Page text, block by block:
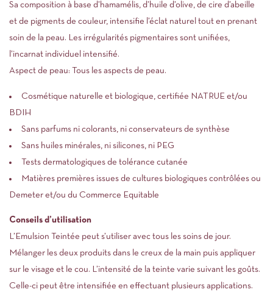
Sa composition à base d’hamamélis, d’huile d’olive, de cire d’abeille
et de pigments de couleur, intensifie l’éclat naturel tout en prenant
soin de la peau. Les irrégularités pigmentaires sont unifiées,
l’incarnat individuel intensifié.
Aspect de peau: Tous les aspects de peau.
Cosmétique naturelle et biologique, certifiée NATRUE et/ou
BDIH
Sans parfums ni colorants, ni conservateurs de synthèse
Sans huiles minérales, ni silicones, ni PEG
Tests dermatologiques de tolérance cutanée
Matières premières issues de cultures biologiques contrôlées ou
Demeter et/ou du Commerce Equitable
Conseils d’utilisation
L’Emulsion Teintée peut s’utiliser avec tous les soins de jour.
Mélanger les deux produits dans le creux de la main puis appliquer
sur le visage et le cou. L’intensité de la teinte varie suivant les goûts.
Celle-ci peut être intensifiée en effectuant plusieurs applications.